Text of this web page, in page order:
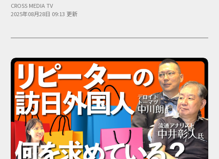
CROSS MEDIA TV
2025年08月28日 09:13 更新